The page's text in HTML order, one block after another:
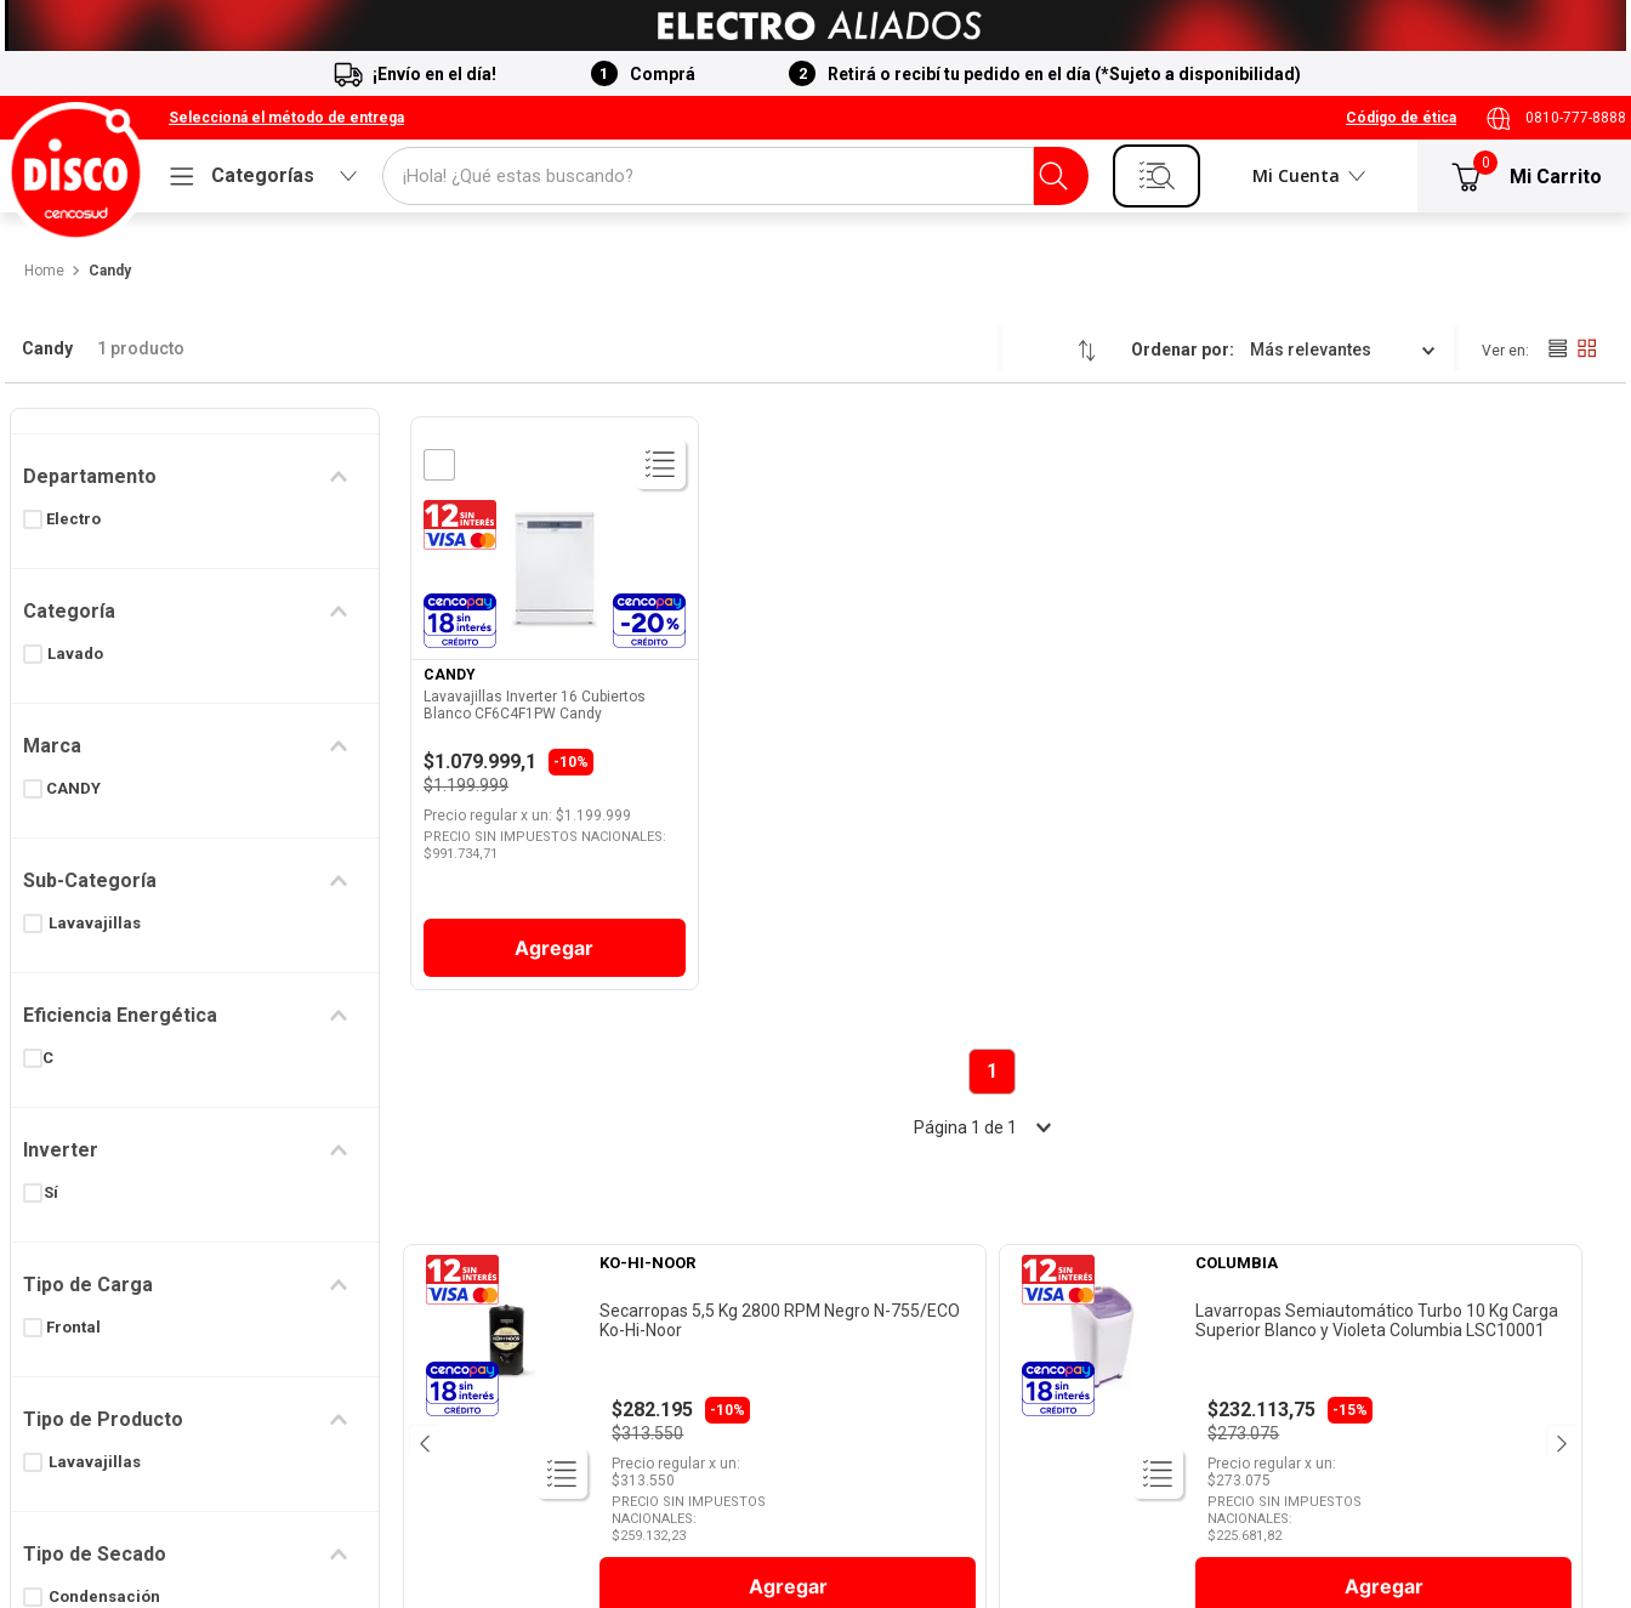
¡Envío en el día! Comprá Retirá o recibí tu pedido en el día (*Sujeto a disponibilidad)
Seleccioná el método de entrega Código de ética 0810-777-8888
Categorías
¡Hola! ¿Qué estas buscando?
Mi Cuenta
0
Candy
Candy 1 producto Ordenar por Más relevantes
Departamento
Electro
Categoría
Lavado
Marca
CANDY
Sub-Categoría
Lavavajillas
Eficiencia Energética
C
Inverter
Sí
Tipo de Carga
Frontal
Tipo de Producto
Lavavajillas
Tipo de Secado
Condensación
CANDY
Lavavajillas Inverter 16 Cubiertos
Blanco CF6C4F1PW Candy
$1.079.999,1 -10%
$1.199.999
Precio regular x un: $1.199.999
PRECIO SIN IMPUESTOS NACIONALES:
$991.734,71
Agregar
1
Página 1 de 1
KO-HI-NOOR
Secarropas 5,5 Kg 2800 RPM Negro N-755/ECO
Ko-Hi-Noor
$282.195 -10%
$313.550
Precio regular x un:
$313.550
PRECIO SIN IMPUESTOS
NACIONALES:
$259.132,23
Agregar
COLUMBIA
Lavarropas Semiautomático Turbo 10 Kg Carga
Superior Blanco y Violeta Columbia LSC10001
$232.113,75 -15%
$273.075
Precio regular x un:
$273.075
PRECIO SIN IMPUESTOS
NACIONALES:
$225.681,82
Agregar
6.
9.
Chocolate